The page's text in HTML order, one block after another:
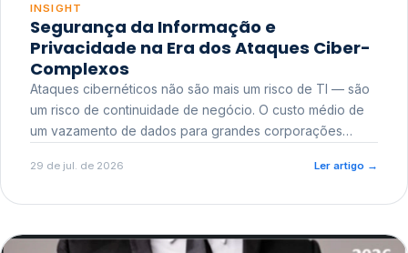
INSIGHT
Segurança da Informação e
Privacidade na Era dos Ataques Ciber-
Complexos
Ataques cibernéticos não são mais um risco de TI — são
um risco de continuidade de negócio. O custo médio de
um vazamento de dados para grandes corporações
reputacional e o risco regulatório junto a órgãos como a
29 de jul. de 2026 Ler artigo →